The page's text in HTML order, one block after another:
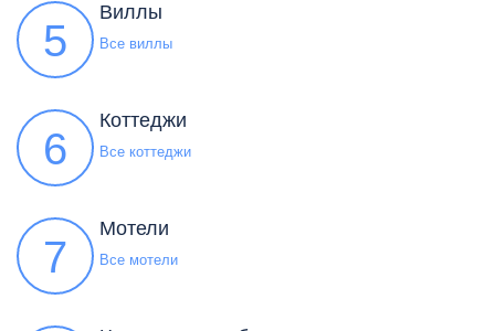
5
Виллы
Все виллы
6
Коттеджи
Все коттеджи
7
Мотели
Все мотели